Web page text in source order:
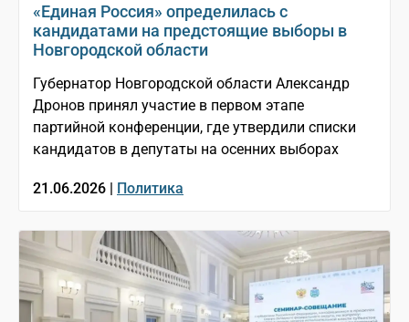
«Единая Россия» определилась с
кандидатами на предстоящие выборы в
Новгородской области
Губернатор Новгородской области Александр
Дронов принял участие в первом этапе
партийной конференции, где утвердили списки
кандидатов в депутаты на осенних выборах
21.06.2026 | Политика